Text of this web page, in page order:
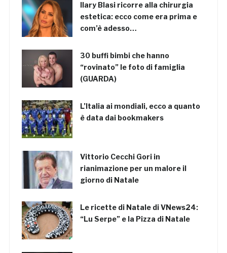
Ilary Blasi ricorre alla chirurgia
estetica: ecco come era prima e
com’è adesso…
30 buffi bimbi che hanno
“rovinato” le foto di famiglia
(GUARDA)
L’Italia ai mondiali, ecco a quanto
è data dai bookmakers
Vittorio Cecchi Gori in
rianimazione per un malore il
giorno di Natale
Le ricette di Natale di VNews24:
“Lu Serpe” e la Pizza di Natale